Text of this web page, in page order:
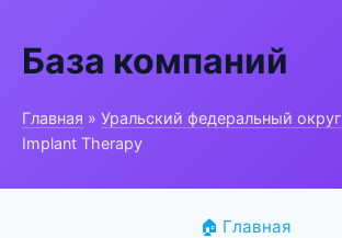
База компаний
Главная » Уральский федеральный округ
Implant Therapy
🏠 Главная